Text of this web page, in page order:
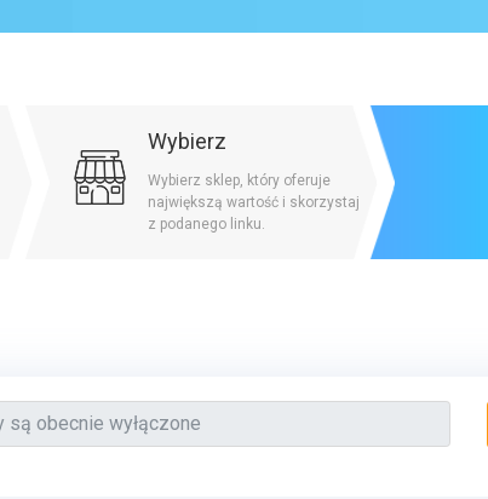
Wybierz
Wybierz sklep, który oferuje
największą wartość i skorzystaj
z podanego linku.